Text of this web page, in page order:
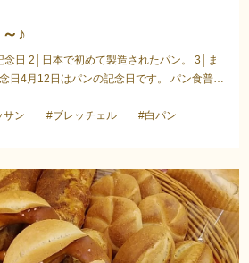
♪
日 2│日本で初めて製造されたパン。 3│ま
日4月12日はパンの記念日です。 パン食普及
サン #ブレッチェル
#白パン